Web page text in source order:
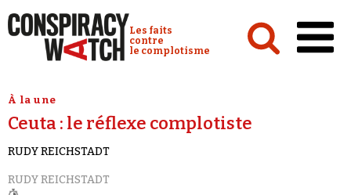
Conspiracy Watch :
Les faits
contre
le complotisme
Analyses
Conspipédia
Vidéos
À la une
Ceuta : le réflexe complotiste
RUDY REICHSTADT
RUDY REICHSTADT